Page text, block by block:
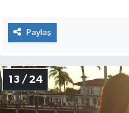
eğlence hiçbir zaman
isterse, istedikleri an
yaparken sosyal
geri kalmıyorlar pek